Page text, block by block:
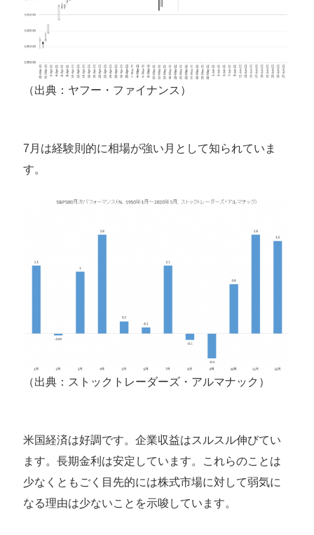
（出典：ヤフー・ファイナンス）
7月は経験則的に相場が強い月として知られていま
す。
（出典：ストックトレーダーズ・アルマナック）
米国経済は好調です。企業収益はスルスル伸びてい
ます。長期金利は安定しています。これらのことは
少なくともごく目先的には株式市場に対して弱気に
なる理由は少ないことを示唆しています。